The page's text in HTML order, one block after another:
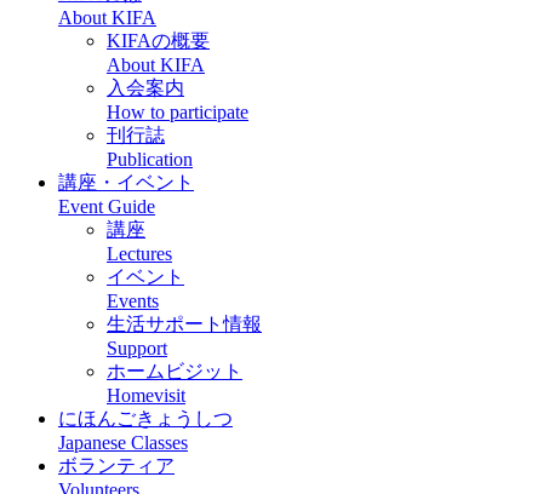
About KIFA
KIFAの概要
About KIFA
入会案内
How to participate
刊行誌
Publication
講座・イベント
Event Guide
講座
Lectures
イベント
Events
生活サポート情報
Support
ホームビジット
Homevisit
にほんごきょうしつ
Japanese Classes
ボランティア
Volunteers